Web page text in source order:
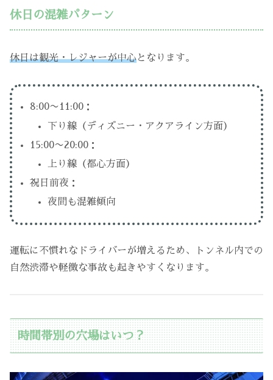
休日の混雑パターン
休日は観光・レジャーが中心となります。
8:00〜11:00：
下り線（ディズニー・アクアライン方面）
15:00〜20:00：
上り線（都心方面）
祝日前夜：
夜間も混雑傾向
運転に不慣れなドライバーが増えるため、トンネル内での
自然渋滞や軽微な事故も起きやすくなります。
時間帯別の穴場はいつ？